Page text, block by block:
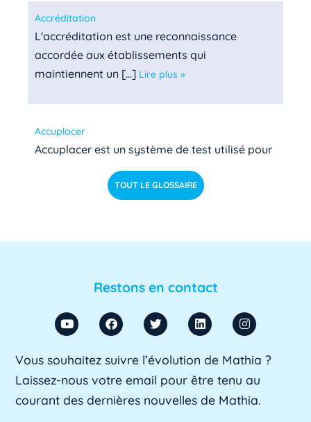
Accréditation
L'accréditation est une reconnaissance
accordée aux établissements qui
maintiennent un [...] Lire plus »
Accuplacer
Accuplacer est un système de test utilisé pour
déterminer si les étudiants de niveau [...]
ACU
d'Université. Il s'agit d'un fonctionnaire chargé
ADA SUP
ADA SUP est l'acronyme de l'Association
professionnelle des directeurs d'achats des [...]
TOUT LE GLOSSAIRE
Restons en contact
Vous souhaitez suivre l’évolution de Mathia ?
Laissez-nous votre email pour être tenu au
courant des dernières nouvelles de Mathia.